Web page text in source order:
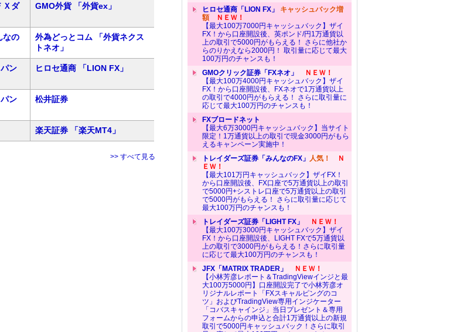
Ｘダ
GMO外貨 「外貨ex」
なの
外為どっとコム 「外貨ネクス
トネオ」
ン
ヒロセ通商 「LION FX」
ン
松井証券
楽天証券 「楽天MT4」
>> すべて見る
ヒロセ通商「LION FX」 キャッシュバック増
額ＮＥＷ！
【最大100万7000円キャッシュバック】ザイ
FX！から口座開設後、英ポンド/円1万通貨以
上の取引で5000円がもらえる！ さらに他社か
らのりかえなら2000円！ 取引量に応じて最大
100万円のチャンスも！
GMOクリック証券「FXネオ」
ＮＥＷ！
【最大100万4000円キャッシュバック】ザイ
FX！から口座開設後、FXネオで1万通貨以上
の取引で4000円がもらえる！ さらに取引量に
応じて最大100万円のチャンスも！
FXブロードネット
【最大6万3000円キャッシュバック】当サイト
限定！1万通貨以上の取引で現金3000円がもら
えるキャンペーン実施中！
トレイダーズ証券「みんなのFX」 人気！
Ｎ
ＥＷ！
【最大101万円キャッシュバック】ザイFX！
から口座開設後、FX口座で5万通貨以上の取引
で5000円+シストレ口座で5万通貨以上の取引
で5000円がもらえる！ さらに取引量に応じて
最大100万円のチャンスも！
トレイダーズ証券「LIGHT FX」
ＮＥＷ！
【最大100万3000円キャッシュバック】ザイ
FX！から口座開設後、LIGHT FXで5万通貨以
上の取引で3000円がもらえる！さらに取引量
に応じて最大100万円のチャンスも！
JFX「MATRIX TRADER」
ＮＥＷ！
【小林芳彦レポート＆TradingViewインジと最
大100万5000円】口座開設完了で小林芳彦オ
リジナルレポート「FXスキャルピングのコ
ツ」およびTradingView専用インジケーター
「コバスキャインジ」当日プレゼント＆専用
フォームからの申込と合計1万通貨以上の新規
取引で5000円キャッシュバック！さらに取引